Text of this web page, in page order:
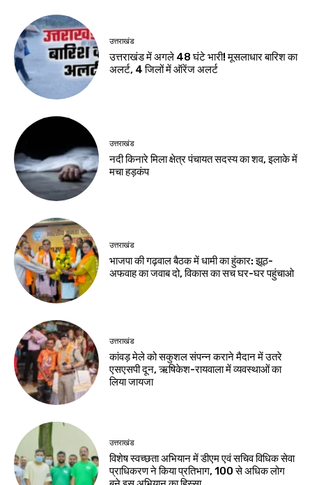
उत्तराखंड
उत्तराखंड में अगले 48 घंटे भारी! मूसलाधार बारिश का
अलर्ट, 4 जिलों में ऑरेंज अलर्ट
उत्तराखंड
नदी किनारे मिला क्षेत्र पंचायत सदस्य का शव, इलाके में
मचा हड़कंप
उत्तराखंड
भाजपा की गढ़वाल बैठक में धामी का हुंकार: झूठ-
अफवाह का जवाब दो, विकास का सच घर-घर पहुंचाओ
उत्तराखंड
कांवड़ मेले को सकुशल संपन्न कराने मैदान में उतरे
एसएसपी दून, ऋषिकेश-रायवाला में व्यवस्थाओं का
लिया जायजा
उत्तराखंड
विशेष स्वच्छता अभियान में डीएम एवं सचिव विधिक सेवा
प्राधिकरण ने किया प्रतिभाग, 100 से अधिक लोग